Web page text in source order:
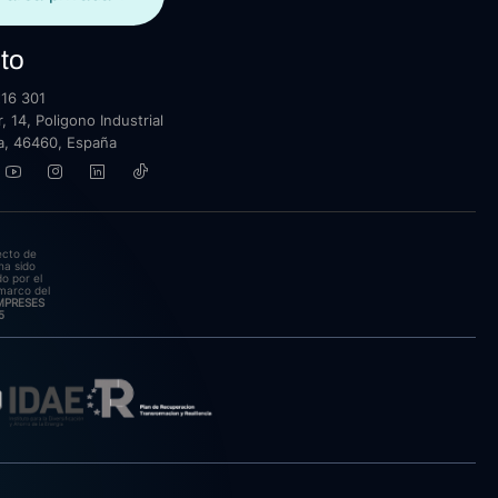
301
14, Poligono Industrial
46460, España
de
sido
por el
del